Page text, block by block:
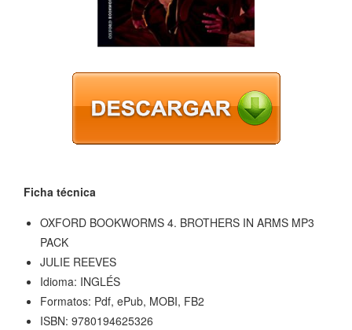
Ficha técnica
OXFORD BOOKWORMS 4. BROTHERS IN ARMS MP3
PACK
JULIE REEVES
Idioma: INGLÉS
Formatos: Pdf, ePub, MOBI, FB2
ISBN: 9780194625326